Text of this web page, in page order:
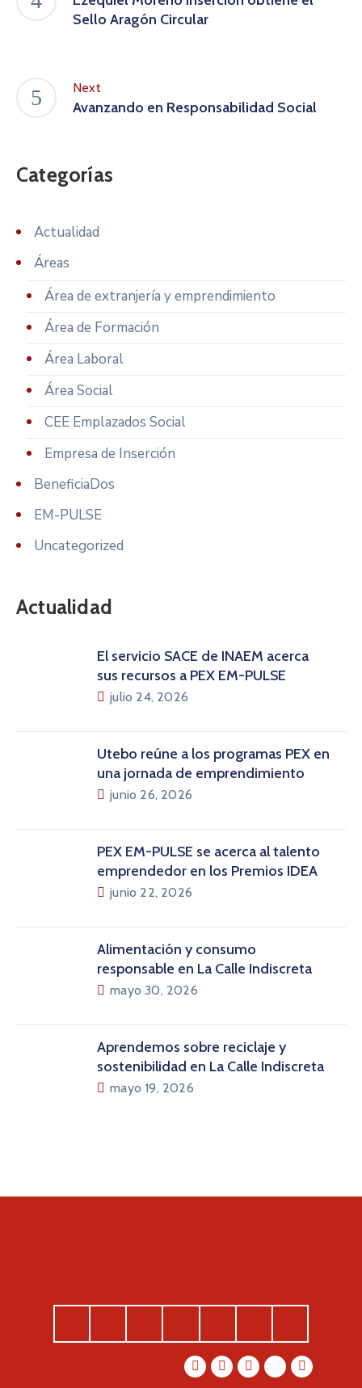
Sello Aragón Circular
Next
Avanzando en Responsabilidad Social
Categorías
Actualidad
Áreas
Área de extranjería y emprendimiento
Área de Formación
Área Laboral
Área Social
CEE Emplazados Social
Empresa de Inserción
BeneficiaDos
EM-PULSE
Uncategorized
Actualidad
El servicio SACE de INAEM acerca
sus recursos a PEX EM-PULSE
julio 24, 2026
Utebo reúne a los programas PEX en
una jornada de emprendimiento
junio 26, 2026
PEX EM-PULSE se acerca al talento
emprendedor en los Premios IDEA
junio 22, 2026
Alimentación y consumo
responsable en La Calle Indiscreta
mayo 30, 2026
Aprendemos sobre reciclaje y
sostenibilidad en La Calle Indiscreta
mayo 19, 2026